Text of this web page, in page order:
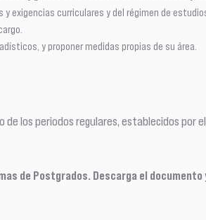
exigencias curriculares y del régimen de
y proponer medidas propias de su área.
los periodos regulares, establecidos por
de Postgrados. Descarga el